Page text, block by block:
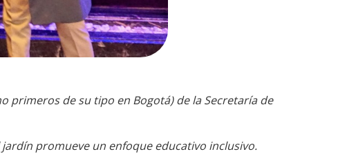
primeros de su tipo en Bogotá) de la Secretaría de
promueve un enfoque educativo inclusivo.